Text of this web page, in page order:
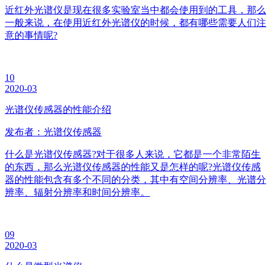
近红外光谱仪是现在很多实验室当中都会使用到的工具，那么
一般来说，在使用近红外光谱仪的时候，都有哪些需要人们注
意的事情呢?
10
2020-03
光谱仪传感器的性能介绍
发布者：光谱仪传感器
什么是光谱仪传感器?对于很多人来说，它都是一个非常陌生
的东西，那么光谱仪传感器的性能又是怎样的呢?光谱仪传感
器的性能包含有多个不同的分类，其中有空间分辨率、光谱分
辨率、辐射分辨率和时间分辨率。
09
2020-03